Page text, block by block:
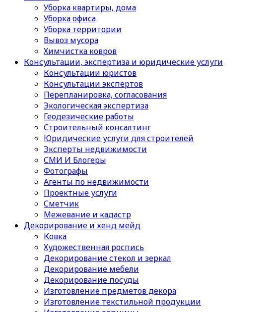
Уборка квартиры, дома
Уборка офиса
Уборка территории
Вывоз мусора
Химчистка ковров
Консультации, экспертиза и юридические услуги
Консультации юристов
Консультации экспертов
Перепланировка, согласования
Экологическая экспертиза
Геодезические работы
Строительный консалтинг
Юридические услуги для строителей
Эксперты недвижимости
СМИ И Блогеры
Фотографы
Агенты по недвижимости
Проектные услуги
Сметчик
Межевание и кадастр
Декорирование и хенд мейд
Ковка
Художественная роспись
Декорирование стекол и зеркал
Декорирование мебели
Декорирование посуды
Изготовление предметов декора
Изготовление текстильной продукции